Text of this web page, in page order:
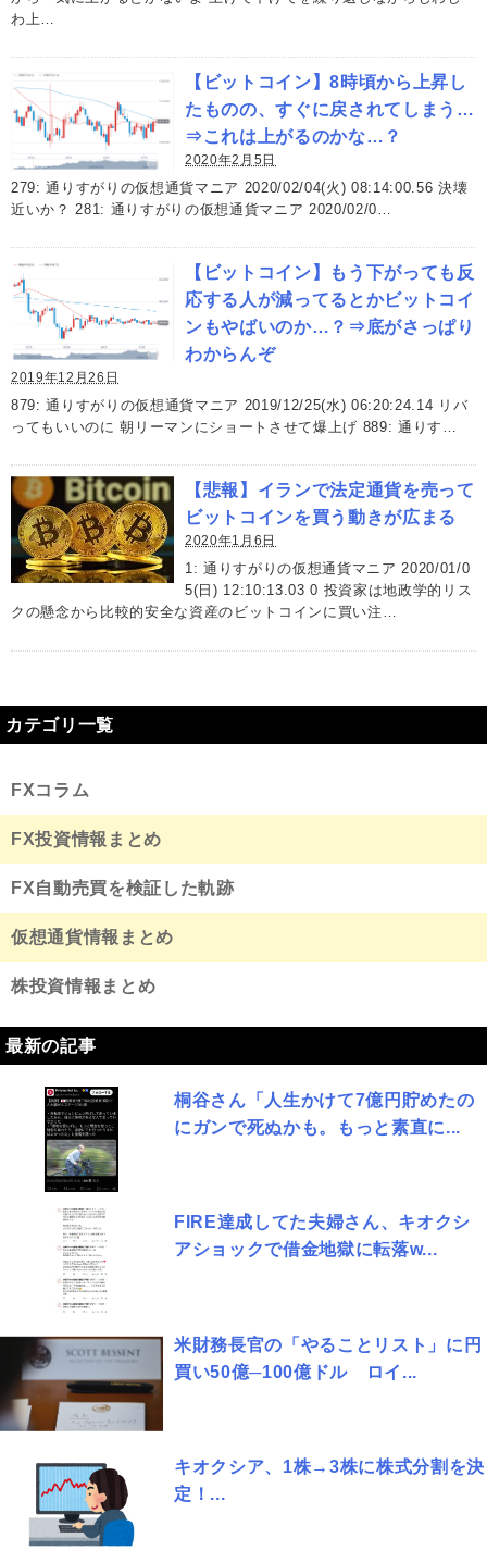
わ上…
【ビットコイン】8時頃から上昇し
たものの、すぐに戻されてしまう…
⇒これは上がるのかな…？
2020年2月5日
279: 通りすがりの仮想通貨マニア 2020/02/04(火) 08:14:00.56 決壊
近いか？ 281: 通りすがりの仮想通貨マニア 2020/02/0…
【ビットコイン】もう下がっても反
応する人が減ってるとかビットコイ
ンもやばいのか…？⇒底がさっぱり
わからんぞ
2019年12月26日
879: 通りすがりの仮想通貨マニア 2019/12/25(水) 06:20:24.14 リバ
ってもいいのに 朝リーマンにショートさせて爆上げ 889: 通りす…
【悲報】イランで法定通貨を売って
ビットコインを買う動きが広まる
2020年1月6日
1: 通りすがりの仮想通貨マニア 2020/01/0
5(日) 12:10:13.03 0 投資家は地政学的リス
クの懸念から比較的安全な資産のビットコインに買い注…
カテゴリ一覧
FXコラム
FX投資情報まとめ
FX自動売買を検証した軌跡
仮想通貨情報まとめ
株投資情報まとめ
最新の記事
桐谷さん「人生かけて7億円貯めたの
にガンで死ぬかも。もっと素直に...
FIRE達成してた夫婦さん、キオクシ
アショックで借金地獄に転落w...
米財務長官の「やることリスト」に円
買い50億─100億ドル ロイ...
キオクシア、1株→3株に株式分割を決
定！...